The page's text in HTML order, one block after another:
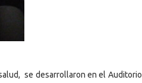
se desarrollaron en el Auditorio